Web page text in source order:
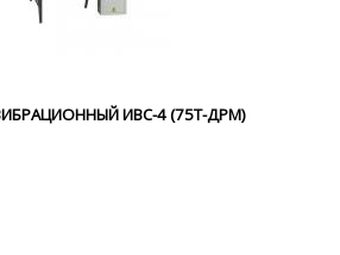
ИВС-4 (75Т-ДРМ)